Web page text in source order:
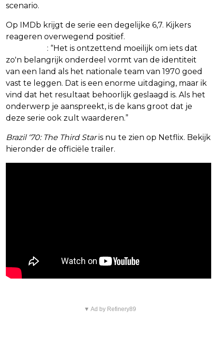
scenario.
Op IMDb krijgt de serie een degelijke 6,7. Kijkers
reageren overwegend positief.
: “Het is ontzettend moeilijk om iets dat
zo'n belangrijk onderdeel vormt van de identiteit
van een land als het nationale team van 1970 goed
vast te leggen. Dat is een enorme uitdaging, maar ik
vind dat het resultaat behoorlijk geslaagd is. Als het
onderwerp je aanspreekt, is de kans groot dat je
deze serie ook zult waarderen.”
Brazil ‘70: The Third Staris nu te zien op Netflix. Bekijk
hieronder de officiële trailer.
▼ Ad by Refinery89